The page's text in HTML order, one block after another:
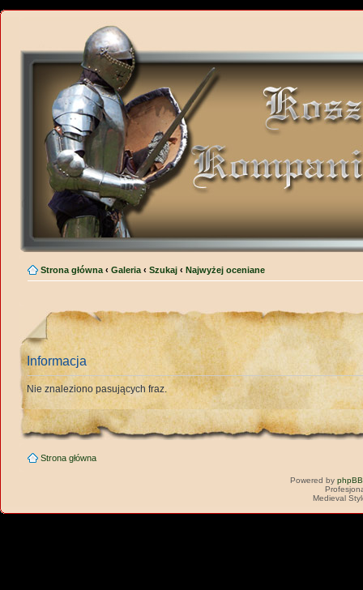
Strona główna ‹ Galeria ‹ Szukaj ‹ Najwyżej oceniane
Informacja
Nie znaleziono pasujących fraz.
Strona główna
Powered by phpBB
Medieval